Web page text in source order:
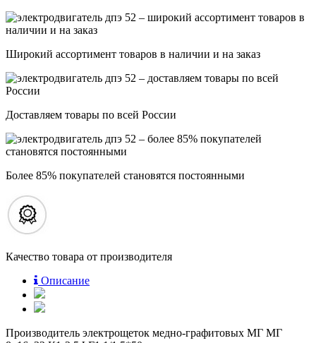
Широкий ассортимент товаров в наличии и на заказ
Доставляем товары по всей России
Более 85% покупателей становятся постоянными
Качество товара от производителя
Описание
Производитель электрощеток медно-графитовых МГ МГ